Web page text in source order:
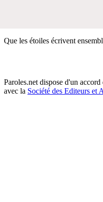
Que les étoiles écrivent
Paroles.net dispose d'un
avec la Société des Editeurs et